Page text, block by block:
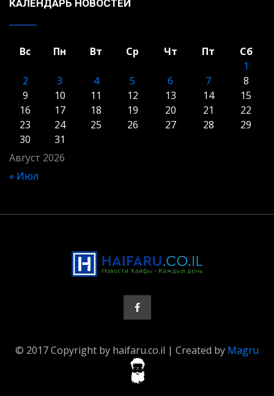
КАЛЕНДАРЬ НОВОСТЕЙ
Август 2026
Вс Пн Вт Ср Чт Пт
Сб
1
2
3 4 5 6 7
8
9
10 11 12 13 14
15
16
17 18 19 20 21
22
23
24 25 26 27 28
29
30
31
« Июл
© 2017 Copyright by haifaru.co.il | Created by Magru